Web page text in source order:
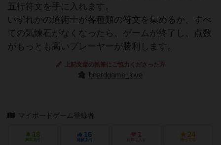
五行符文を手に入れます。
いずれかの道術士が各種類の符文を集めるか、すべ
ての気煉石がなくなったら、ゲームが終了し、点数
がもっとも高いプレーヤーが勝利します。
上記文章の執筆にご協力くださった方
boardgame_love
マイボードゲーム登録者
18
興味あり
16
経験あり
1
お気に入り
24
持ってる